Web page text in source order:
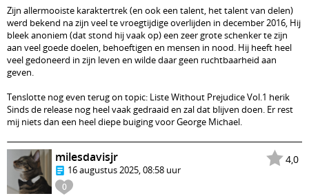
Zijn allermooiste karaktertrek (en ook een talent, het talent van delen)
werd bekend na zijn veel te vroegtijdige overlijden in december 2016, Hij
bleek anoniem (dat stond hij vaak op) een zeer grote schenker te zijn
aan veel goede doelen, behoeftigen en mensen in nood. Hij heeft heel
veel gedoneerd in zijn leven en wilde daar geen ruchtbaarheid aan
geven.
Tenslotte nog even terug on topic: Liste Without Prejudice Vol.1 herik
Sinds de release nog heel vaak gedraaid en zal dat blijven doen. Er rest
mij niets dan een heel diepe buiging voor George Michael.
4,0
0
milesdavisjr
16 augustus 2025, 08:58 uur